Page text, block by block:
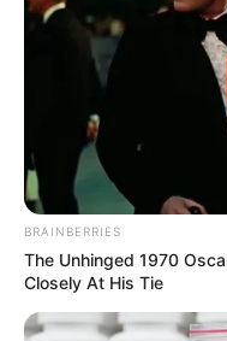
Que tal presentear
BRAINBERRIES
The Unhinged 1970
Closely At His Tie